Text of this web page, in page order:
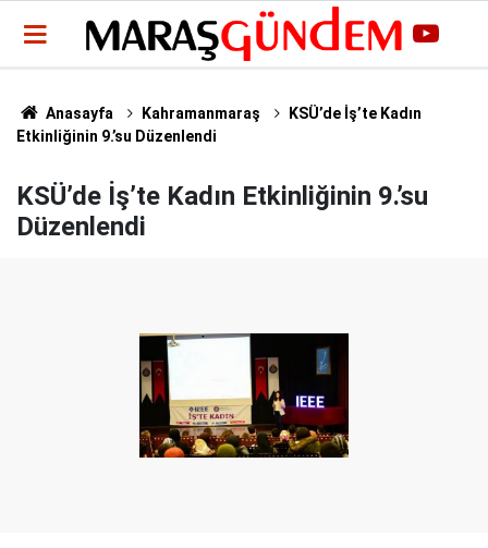
Anasayfa Kahramanmaraş
KSÜ’de İş’te Kadın
Etkinliğinin 9.’su Düzenlendi
KSÜ’de İş’te Kadın Etkinliğinin 9.’su
Düzenlendi